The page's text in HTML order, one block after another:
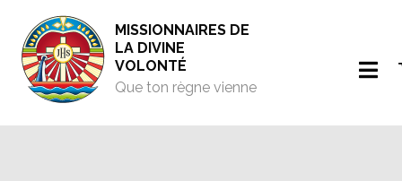
MISSIONNAIRES DE
LA DIVINE
VOLONTÉ
Que ton règne vienne